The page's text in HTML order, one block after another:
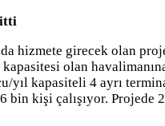
hizmete girecek olan
olan
yıl kapasiteli 4 ayrı
bin kişi çalışıyor. Projede